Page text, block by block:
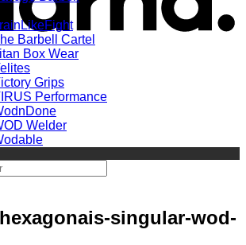
Barbell Cartel
Box Wear
Grips
Performance
Welder
singular-wod-